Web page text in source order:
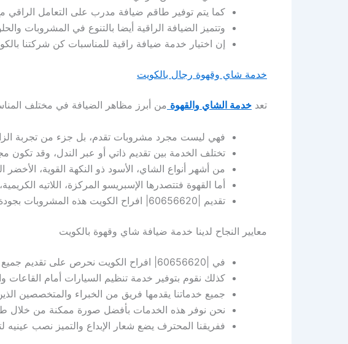
كما يتم توفير طاقم ضيافة مدرب على التعامل
وتتميز الضيافة الراقية أيضا بالتنوع في المشروبات
إن اختيار خدمة ضيافة راقية للمناسبات كن شركتنا
خدمة شاي وقهوة رجال بالكويت
تعد خدمة الشاي والقهوة من أبرز مظاهر الضيافة في مختلف
فهي ليست مجرد مشروبات تقدم، بل جزء من تجربة
تختلف الخدمة بين تقديم ذاتي أو عبر الندل، وقد تكون
من أشهر أنواع الشاي، الأسود ذو النكهة القوية، الأخضر
أما القهوة فتتصدرها الإسبريسو المركزة، اللاتيه
تقديم |60656620| افراح الكويت هذه المشروبات بجودة عالية وأطقم أنيقة يعزز شعور الزائر بالرفاهية ويجعل الضيافة تجربة لا تنسى.
معايير النجاح لدينا خدمة ضيافة شاي وقهوة بالكويت
في |60656620| افراح الكويت نحرص على تقديم جميع خدماتنا بأفضل جودة وبأقل الأسعار في مختلف مناطق الكويت.
كذلك نقوم بتوفير خدمة تنظيم السيارات أمام القاعات
جميع خدماتنا يقدمها فريق من الخبراء والمتخصصين
نحن نوفر هذه الخدمات بأفضل صورة ممكنة من خلال
ففريقنا المحترف يضع شعار الإبداع والتميز نصب عينيه